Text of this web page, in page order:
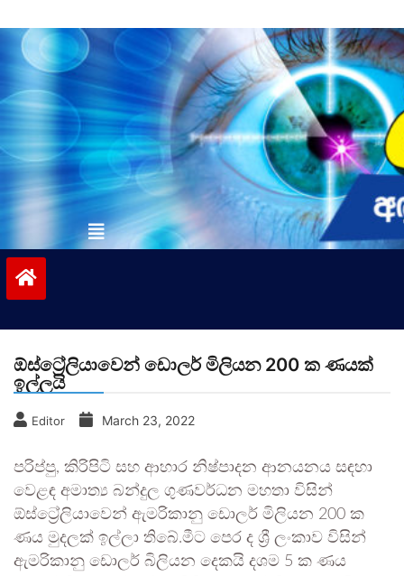
to
contentvinivida.lk
ඕස්ට්‍රේලියාවෙන් ඩොලර් මිලියන 200 ක ණයක්
ඉල්ලයි
Editor March 23, 2022
පරිප්පු, කිරිපිටි සහ ආහාර නිෂ්පාදන ආනයනය සඳහා
වෙළඳ අමාත්‍ය බන්දුල ගුණවර්ධන මහතා විසින්
ඕස්ට්‍රේලියාවෙන් ඇමරිකානු ඩොලර් මිලියන 200 ක
ණය මුදලක් ඉල්ලා තිබේ.මීට පෙර ද ශ්‍රී ලංකාව විසින්
ඇමරිකානු ඩොලර් බිලියන දෙකයි දශම 5 ක ණය